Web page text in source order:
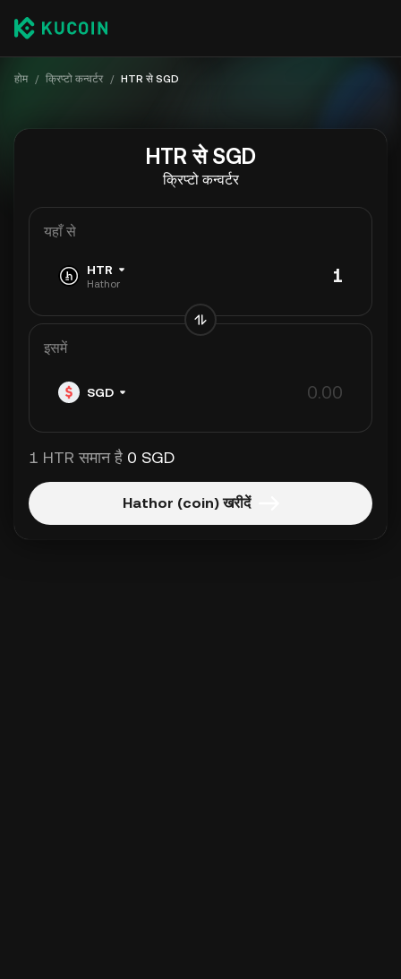
होम / क्रिप्टो कन्वर्टर / HTR से SGD
HTR से SGD
क्रिप्टो कन्वर्टर
यहाँ से
HTR
Hathor
इसमें
SGD
1 HTR समान है 0 SGD
Hathor (coin) खरीदें